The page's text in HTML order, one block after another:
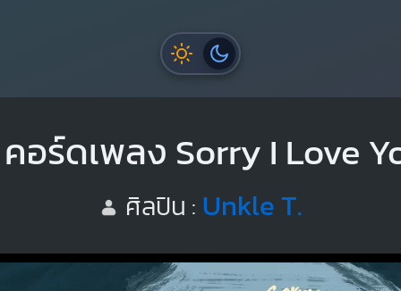
คอร์ดเพลง Sorry I Love
ศิลปิน : Unkle T.